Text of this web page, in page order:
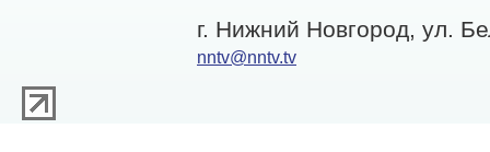
г. Нижний Новгород, ул.
nntv@nntv.tv